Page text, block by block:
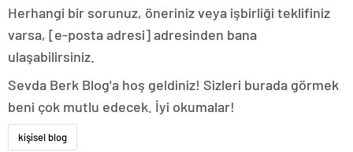
Herhangi bir sorunuz, öneriniz veya işbirliği teklifiniz
varsa, [e-posta adresi] adresinden bana
ulaşabilirsiniz.
Sevda Berk Blog'a hoş geldiniz! Sizleri burada görmek
beni çok mutlu edecek. İyi okumalar!
kişisel blog